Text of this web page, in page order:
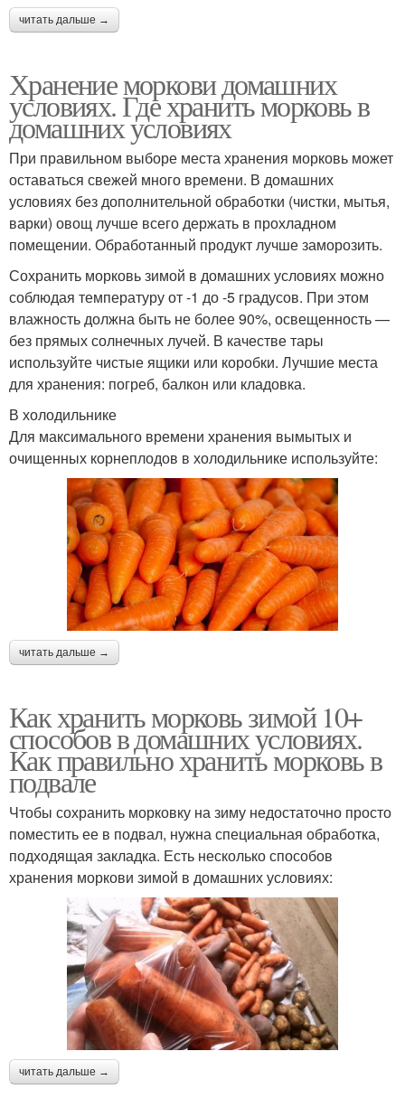
читать дальше →
Хранение моркови домашних
условиях. Где хранить морковь в
домашних условиях
При правильном выборе места хранения морковь может
оставаться свежей много времени. В домашних
условиях без дополнительной обработки (чистки, мытья,
варки) овощ лучше всего держать в прохладном
помещении. Обработанный продукт лучше заморозить.
Сохранить морковь зимой в домашних условиях можно
соблюдая температуру от -1 до -5 градусов. При этом
влажность должна быть не более 90%, освещенность —
без прямых солнечных лучей. В качестве тары
используйте чистые ящики или коробки. Лучшие места
для хранения: погреб, балкон или кладовка.
В холодильнике
Для максимального времени хранения вымытых и
очищенных корнеплодов в холодильнике используйте:
читать дальше →
Как хранить морковь зимой 10+
способов в домашних условиях.
Как правильно хранить морковь в
подвале
Чтобы сохранить морковку на зиму недостаточно просто
поместить ее в подвал, нужна специальная обработка,
подходящая закладка. Есть несколько способов
хранения моркови зимой в домашних условиях:
читать дальше →